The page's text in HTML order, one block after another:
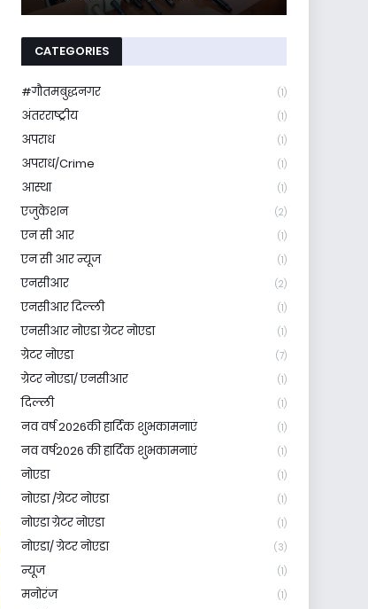
CATEGORIES
#गौतमबुद्धनगर (1)
अंतरराष्ट्रीय (1)
अपराध (1)
अपराध/Crime (1)
आस्था (1)
एजुकेशन (2)
एन सी आर (1)
एन सी आर न्यूज (1)
एनसीआर (2)
एनसीआर दिल्ली (1)
एनसीआर नोएडा ग्रेटर नोएडा (1)
ग्रेटर नोएडा (7)
ग्रेटर नोएडा/ एनसीआर (1)
दिल्ली (1)
नव वर्ष 2026की हार्दिक शुभकामनाएं (1)
नव वर्ष2026 की हार्दिक शुभकामनाएं (1)
नोएडा (1)
नोएडा /ग्रेटर नोएडा (1)
नोएडा ग्रेटर नोएडा (1)
नोएडा/ ग्रेटर नोएडा (3)
न्यूज (1)
मनोरंज (1)